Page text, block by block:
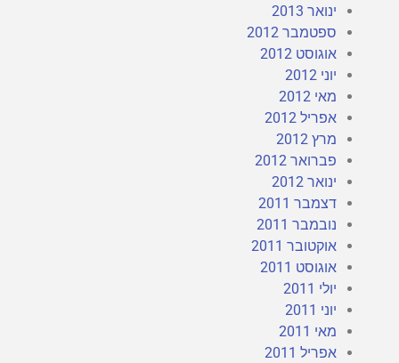
ינואר 2013
ספטמבר 2012
אוגוסט 2012
יוני 2012
מאי 2012
אפריל 2012
מרץ 2012
פברואר 2012
ינואר 2012
דצמבר 2011
נובמבר 2011
אוקטובר 2011
אוגוסט 2011
יולי 2011
יוני 2011
מאי 2011
אפריל 2011